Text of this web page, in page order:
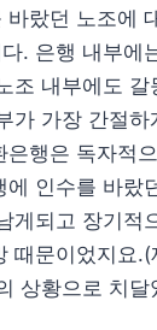
바랐던 노조에
. 은행 내부에
조 내부에도 갈
가 가장 간절하
행은 독자적
에 인수를 바랐
게되고 장기적
때문이었지요.(
상황으로 치달